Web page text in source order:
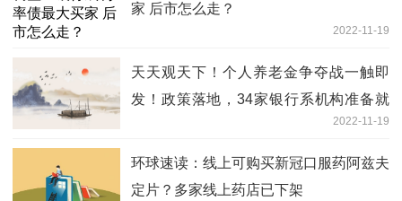
家 后市怎么走？
2022-11-19
天天观天下！个人养老金争夺战一触即
发！政策落地，34家银行系机构准备就
2022-11-19
环球速读：线上可购买新冠口服药阿兹夫
定片？多家线上药店已下架